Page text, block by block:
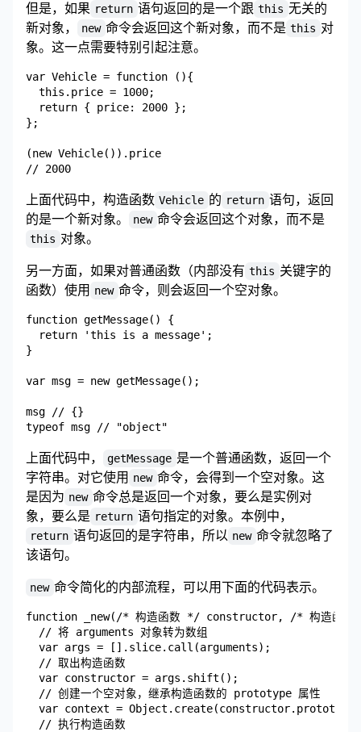
但是，如果 return 语句返回的是一个跟 this 无关的
新对象，
new 命令会返回这个新对象，而不是 this 对
象。这一点需要特别引起注意。
var Vehicle = function (){
  this.price = 1000;
  return { price: 2000 };
};
(new Vehicle()).price
上面代码中，构造函数 Vehicle 的 return 语句，返回
的是一个新对象。
new 命令会返回这个对象，而不是
this 对象。
另一方面，如果对普通函数（内部没有 this 关键字的
函数）使用 new 命令，则会返回一个空对象。
function getMessage() {
  return 'this is a message';
}
var msg = new getMessage();
msg // {}
上面代码中， getMessage 是一个普通函数，返回一个
字符串。对它使用 new 命令，会得到一个空对象。这
是因为 new 命令总是返回一个对象，要么是实例对
象，要么是 return 语句指定的对象。本例中，
return 语句返回的是字符串，所以 new 命令就忽略了
该语句。
new 命令简化的内部流程，可以用下面的代码表示。
function _new(/* 构造函数 */ constructor, /* 构造函数
  // 将 arguments 对象转为数组
  var args = [].slice.call(arguments);
  // 取出构造函数
  var constructor = args.shift();
  // 创建一个空对象，继承构造函数的 prototype 属性
var context =
  // 执行构造函数